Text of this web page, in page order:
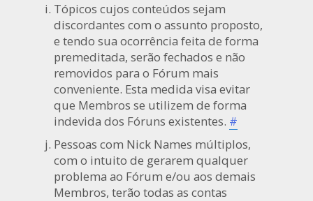
Tópicos cujos conteúdos sejam
discordantes com o assunto proposto,
e tendo sua ocorrência feita de forma
premeditada, serão fechados e não
removidos para o Fórum mais
conveniente. Esta medida visa evitar
que Membros se utilizem de forma
indevida dos Fóruns existentes. #
Pessoas com Nick Names múltiplos,
com o intuito de gerarem qualquer
problema ao Fórum e/ou aos demais
Membros, terão todas as contas